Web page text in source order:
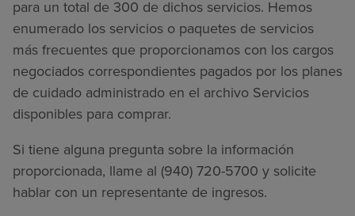
para un total de 300 de dichos servicios. Hemos
enumerado los servicios o paquetes de servicios
más frecuentes que proporcionamos con los cargos
negociados correspondientes pagados por los planes
de cuidado administrado en el archivo Servicios
disponibles para comprar.
Si tiene alguna pregunta sobre la información
proporcionada, llame al (940) 720-5700 y solicite
hablar con un representante de ingresos.